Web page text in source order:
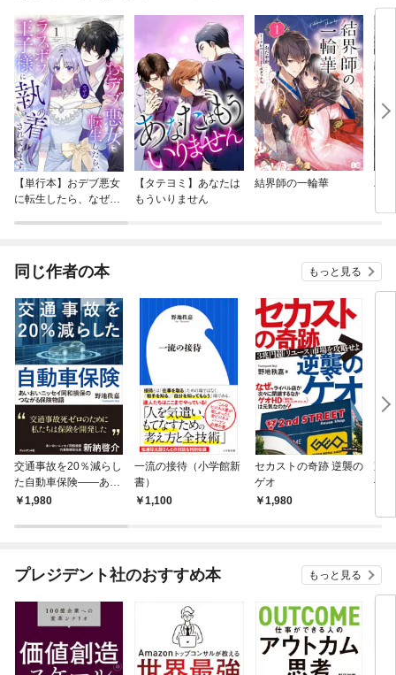
【単行本】おデブ悪女
に転生したら、なぜか
【タテヨミ】あなたは
もういりません
結界師の一輪華
バ
今
同じ作者の本 もっと見る
交通事故を20％減らし
た自動車保険――あい
おいニッセイ同和損保
1,980
一流の接待（小学館新
書）
1,100
セカストの奇跡 逆襲の
ゲオ
1,980
東
―吹
プレジデント社のおすすめ本 もっと見る